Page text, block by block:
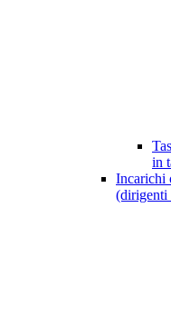
in
Incarichi
(dirigenti